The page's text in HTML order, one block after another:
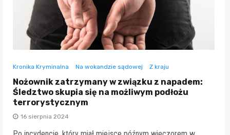
Kronika Kryminalna Na wokandzie sądowej Z kraju
Nożownik zatrzymany w związku z napadem:
Śledztwo skupia się na możliwym podłożu
terrorystycznym
16 sierpnia 2024